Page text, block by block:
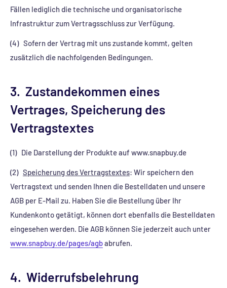
Fällen lediglich die technische und organisatorische
Infrastruktur zum Vertragsschluss zur Verfügung.
(4) Sofern der Vertrag mit uns zustande kommt, gelten
zusätzlich die nachfolgenden Bedingungen.
3. Zustandekommen eines
Vertrages, Speicherung des
Vertragstextes
(1) Die Darstellung der Produkte auf www.snapbuy.de
(2) Speicherung des Vertragstextes: Wir speichern den
Vertragstext und senden Ihnen die Bestelldaten und unsere
AGB per E-Mail zu. Haben Sie die Bestellung über Ihr
Kundenkonto getätigt, können dort ebenfalls die Bestelldaten
eingesehen werden. Die AGB können Sie jederzeit auch unter
www.snapbuy.de/pages/agbabrufen.
4. Widerrufsbelehrung